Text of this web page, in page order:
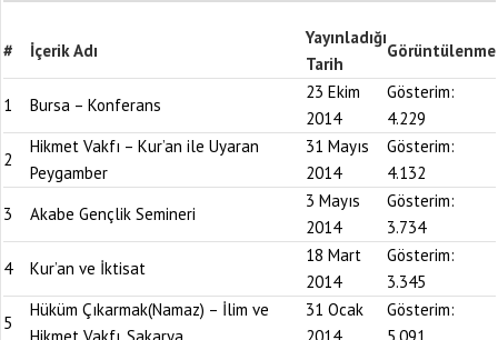
# İçerik Adı
Yayınladığı
Tarih
Görüntülenme
1 Bursa – Konferans
23 Ekim
2014
Gösterim:
4.229
2
Hikmet Vakfı – Kur’an ile Uyaran
Peygamber
31 Mayıs
2014
Gösterim:
4.132
3
Akabe Gençlik Semineri
3 Mayıs
2014
Gösterim:
3.734
4
Kur’an ve İktisat
18 Mart
2014
Gösterim:
3.345
5
Hüküm Çıkarmak(Namaz) – İlim ve
31 Ocak
Gösterim: